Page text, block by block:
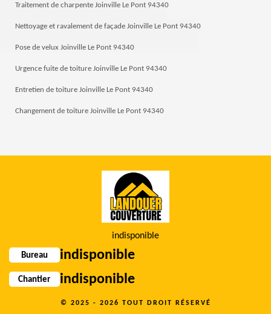
Traitement de charpente Joinville Le Pont 94340
Nettoyage et ravalement de façade Joinville Le Pont 94340
Pose de velux Joinville Le Pont 94340
Urgence fuite de toiture Joinville Le Pont 94340
Entretien de toiture Joinville Le Pont 94340
Changement de toiture Joinville Le Pont 94340
indisponible
Bureau indisponible
Chantier indisponible
© 2025 - 2026 TOUT DROIT RÉSERVÉ